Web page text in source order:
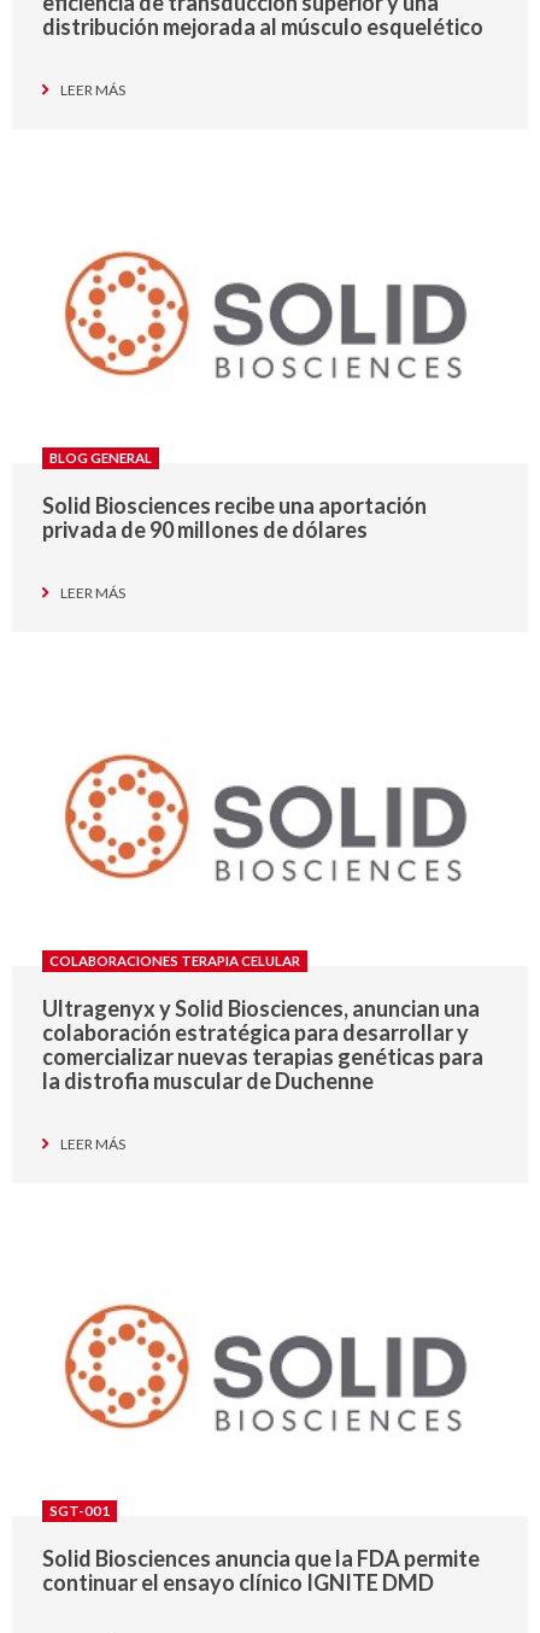
distribución mejorada al músculo esquelético
LEER MÁS
BLOG GENERAL
Solid Biosciences recibe una aportación
privada de 90 millones de dólares
LEER MÁS
COLABORACIONES TERAPIA CELULAR
Ultragenyx y Solid Biosciences, anuncian una
colaboración estratégica para desarrollar y
comercializar nuevas terapias genéticas para
la distrofia muscular de Duchenne
LEER MÁS
SGT-001
Solid Biosciences anuncia que la FDA permite
continuar el ensayo clínico IGNITE DMD